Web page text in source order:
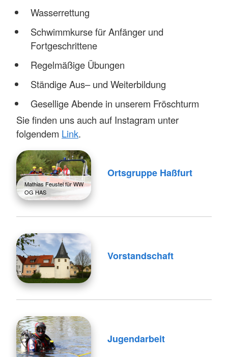
Wasserrettung
Schwimmkurse für Anfänger und
Fortgeschrittene
Regelmäßige Übungen
Ständige Aus– und Weiterbildung
Gesellige Abende in unserem Fröschturm
Sie finden uns auch auf Instagram unter
folgendem Link.
Mathias Feustel für WW
OG HAS
Ortsgruppe Haßfurt
Vorstandschaft
Jugendarbeit